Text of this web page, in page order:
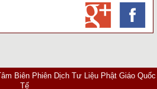
Biên Phiên Dịch Tư Liệu Phật Giáo Quốc
Tế